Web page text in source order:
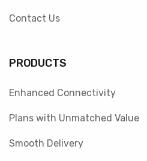
Contact Us
PRODUCTS
Enhanced Connectivity
Plans with Unmatched Value
Smooth Delivery